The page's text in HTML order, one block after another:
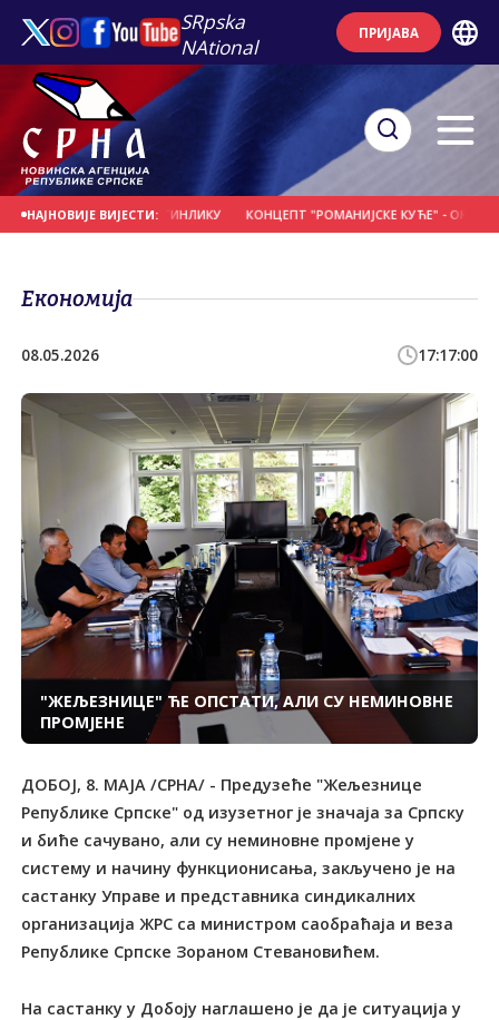
SRpska
NAtional
ПРИЈАВА
НАЈНОВИЈЕ ВИЈЕСТИ:
НА НОВОМ ЗЕЈТИНЛИКУ КОНЦЕПТ "РОМАНИЈСКЕ КУЋЕ" - ОКУПЉАЊЕ
Економија
08.05.2026 17:17:00
"ЖЕЉЕЗНИЦЕ" ЋЕ ОПСТАТИ, АЛИ СУ НЕМИНОВНЕ
ПРОМЈЕНЕ
ДОБОЈ, 8. МАЈА /СРНА/ - Предузеће "Жељезнице
Републике Српске" од изузетног је значаја за Српску
и биће сачувано, али су неминовне промјене у
систему и начину функционисања, закључено је на
састанку Управе и представника синдикалних
организација ЖРС са министром саобраћаја и веза
Републике Српске Зораном Стевановићем.
На састанку у Добоју наглашено је да је ситуација у